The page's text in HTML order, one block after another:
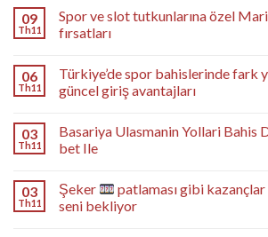
09
Th11
Spor ve slot tutkunlarına özel
fırsatları
06
Th11
Türkiye’de spor bahislerinde fark
güncel giriş avantajları
03
Th11
Basariya Ulasmanin Yollari Bahis
bet Ile
03
Th11
Şeker
patlaması gibi
seni bekliyor